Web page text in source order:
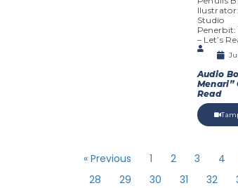
Studio
Penerbit:
– Let’s
Audio
Menari”
Read
« Previous 1 2 3 4
28
29 30 31 32